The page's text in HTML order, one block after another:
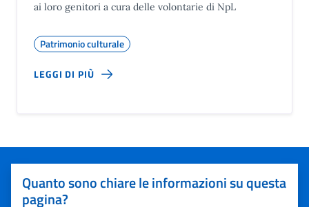
ai loro genitori a cura delle volontarie di NpL
Patrimonio culturale
LEGGI DI PIÙ
Quanto sono chiare le informazioni su questa
pagina?